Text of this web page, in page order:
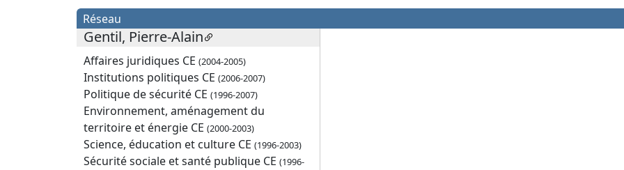
Réseau
Gentil, Pierre-Alain
Affaires juridiques CE (2004-2005)
Institutions politiques CE (2006-2007)
Politique de sécurité CE (1996-2007)
Environnement, aménagement du
territoire et énergie CE (2000-2003)
Science, éducation et culture CE (1996-2003)
Sécurité sociale et santé publique CE (1996-